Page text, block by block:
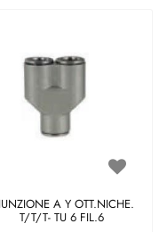
A Y OTT.NICHE.
T/T/T- TU 6 FIL.6